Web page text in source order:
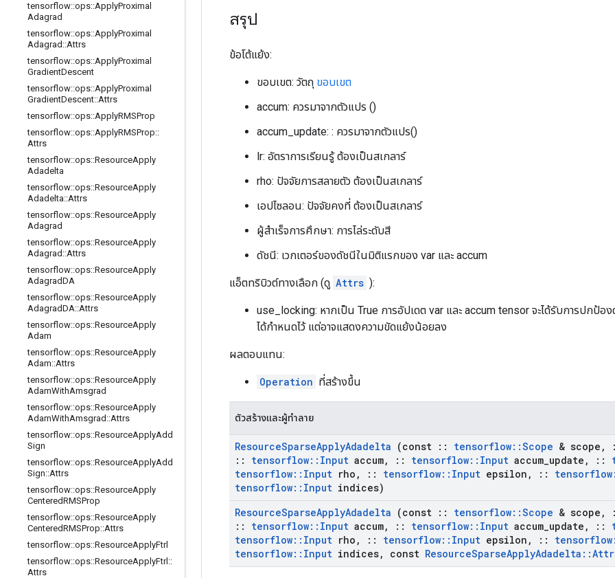
tensorflow::ops::ApplyProximal
Adagrad
tensorflow::ops::ApplyProximal
Adagrad ::Attrs
tensorflow::ops::ApplyProximal
GradientDescent
tensorflow::ops::ApplyProximal
GradientDescent::Attrs
tensorflow::ops::ApplyRMSProp
tensorflow::ops::ApplyRMSProp::
Attrs
tensorflow::ops::ResourceApply
Adadelta
tensorflow::ops::ResourceApply
Adadelta::Attrs
tensorflow::ops::ResourceApply
Adagrad
tensorflow::ops::ResourceApply
Adagrad ::Attrs
tensorflow::ops::ResourceApply
AdagradDA
tensorflow::ops::ResourceApply
AdagradDA::Attrs
tensorflow::ops::ResourceApply
Adam
tensorflow::ops::ResourceApply
Adam::Attrs
tensorflow::ops::ResourceApply
AdamWithAmsgrad
tensorflow::ops::ResourceApply
AdamWithAmsgrad ::Attrs
tensorflow::ops::ResourceApplyAdd
Sign
tensorflow::ops::ResourceApplyAdd
Sign::Attrs
tensorflow::ops::ResourceApply
CenteredRMSProp
tensorflow::ops::ResourceApply
CenteredRMSProp::Attrs
tensorflow::ops::ResourceApplyFtrl
tensorflow::ops::ResourceApplyFtrl ::
Attrs
สรุป
ข้อโต้แย้ง:
ขอบเขต: วัตถุ ขอบเขต
accum: ควรมาจากตัวแปร ()
accum_update: : ควรมาจากตัวแปร()
lr: อัตราการเรียนรู้ ต้องเป็นสเกลาร์
rho: ปัจจัยการสลายตัว ต้องเป็นสเกลาร์
เอปไซลอน: ปัจจัยคงที่ ต้องเป็นสเกลาร์
ผู้สำเร็จการศึกษา: การไล่ระดับสี
ดัชนี: เวกเตอร์ของดัชนีในมิติแรกของ var และ accum
แอ็ตทริบิวต์ทางเลือก (ดู Attrs ):
use_locking: หากเป็น True การอัปเดต var และ accum tensor จะได้รับการปกป้
ได้กำหนดไว้ แต่อาจแสดงความขัดแย้งน้อยลง
ผลตอบแทน:
Operation ที่สร้างขึ้น
ตัวสร้างและผู้ทำลาย
ResourceSparseApplyAdadelta (const :: tensorflow::Scope & scope ,
::
tensorflow:: Input accum, :: tensorflow:: Input accum update , ::
tensorflow:: Input rho , :: tensorflow:: Input epsilon , :: tensorflow
tensorflow:: Input indices)
ResourceSparseApplyAdadelta (const :: tensorflow::Scope & scope ,
::
tensorflow:: Input accum, :: tensorflow:: Input accum update , ::
tensorflow:: Input rho , :: tensorflow:: Input epsilon , :: tensorflow
tensorflow:: Input indices, const ResourceSparseApplyAdadelta ::